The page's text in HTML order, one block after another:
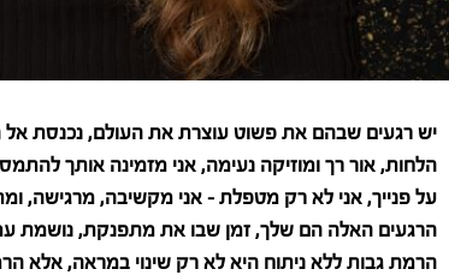
יש רגעים שבהם את פשוט עוצרת את העולם, נכנסת אל
הלחות, אור רך ומוזיקה נעימה, אני מזמינה אותך
על פנייך, אני לא רק מטפלת – אני מקשיבה, מרגישה,
הרגעים האלה הם שלך, זמן שבו את מתפנקת, נושמת
הרמת גבות ללא ניתוח היא לא רק שינוי במראה, אלא